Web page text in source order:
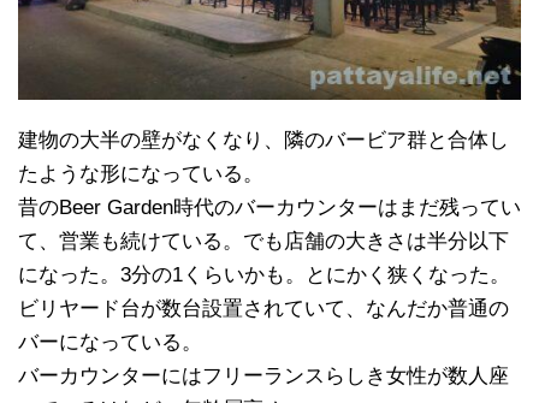
建物の大半の壁がなくなり、隣のバービア群と合体し
たような形になっている。
昔のBeer Garden時代のバーカウンターはまだ残ってい
て、営業も続けている。でも店舗の大きさは半分以下
になった。3分の1くらいかも。とにかく狭くなった。
ビリヤード台が数台設置されていて、なんだか普通の
バーになっている。
バーカウンターにはフリーランスらしき女性が数人座